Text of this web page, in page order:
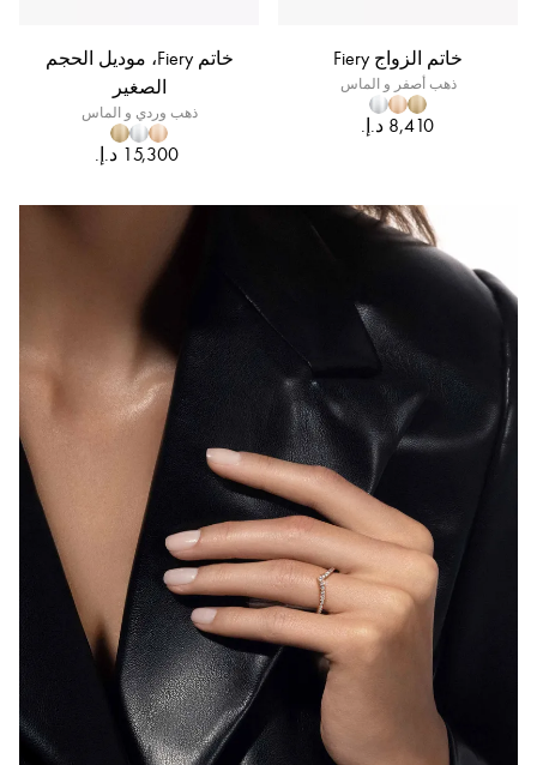
خاتم الزواج Fiery
ذهب أصفر و الماس
‏8,410 د.إ.‏
خاتم Fiery، موديل الحجم
الصغير
ذهب وردي و الماس